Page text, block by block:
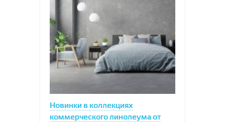
Новинки в коллекциях
коммерческого линолеума от